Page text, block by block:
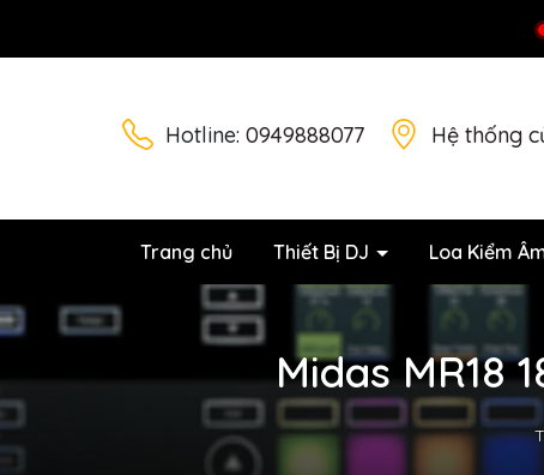
Hotline: 0949888077 Hệ thống
Trang chủ Thiết Bị DJ Loa Kiểm
Midas MR18